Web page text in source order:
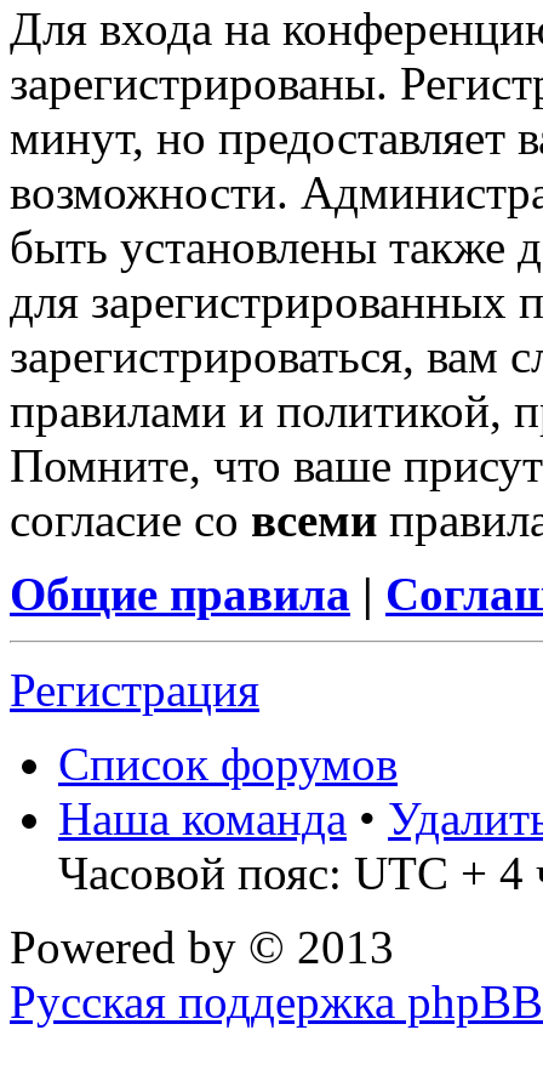
Для входа на
зарегистрированы.
минут, но предоставляет
возможности.
быть установлены также
для зарегистрированных
зарегистрироваться, вам
правилами и политикой,
Помните, что ваше
согласие со всеми
Общие правила |
Регистрация
Список форумов
Наша команда •
Часовой пояс: UTC + 4
Powered by © 2013
Русская поддержка phpBB